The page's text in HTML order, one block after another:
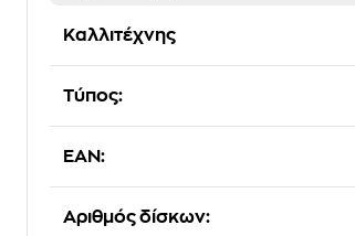
Καλλιτέχνης
Τύπος:
EAN:
Αριθμός δίσκων: